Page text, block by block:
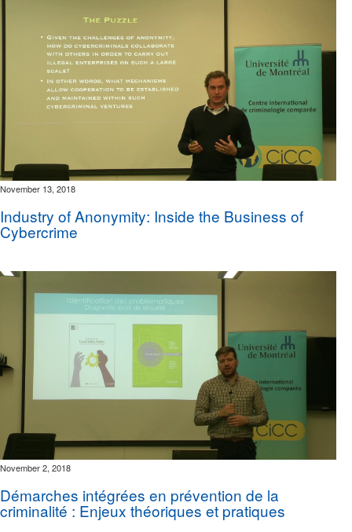
November 13, 2018
Industry of Anonymity: Inside the Business of
Cybercrime
November 2, 2018
Démarches intégrées en prévention de la
criminalité : Enjeux théoriques et pratiques